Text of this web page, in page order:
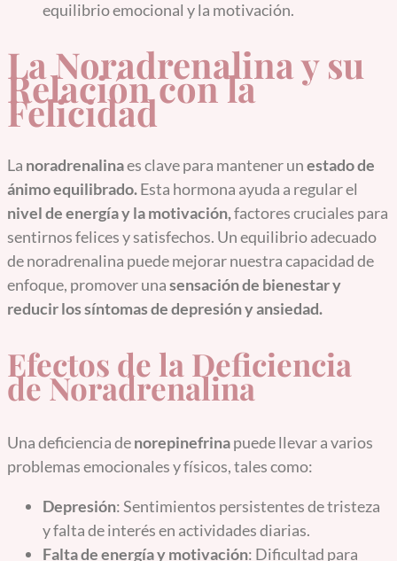
equilibrio emocional y la motivación.
La Noradrenalina y su
Relación con la
Felicidad
La noradrenalinaes clave para mantener unestado de
ánimo equilibrado.Esta hormona ayuda a regular el
nivel de energía y la motivación,factores cruciales para
sentirnos felices y satisfechos. Un equilibrio adecuado
de noradrenalina puede mejorar nuestra capacidad de
enfoque, promover unasensación de bienestar y
reducir los síntomas de depresión y ansiedad.
Efectos de la Deficiencia
de Noradrenalina
Una deficiencia denorepinefrinapuede llevar a varios
problemas emocionales y físicos, tales como:
Depresión: Sentimientos persistentes de tristeza
y falta de interés en actividades diarias.
Falta de energía y motivación: Dificultad para